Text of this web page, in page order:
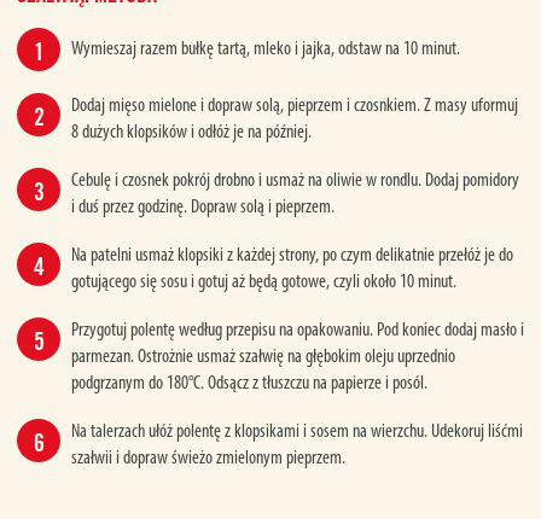
Wymieszaj razem bułkę tartą, mleko i jajka, odstaw na 10 minut.
Dodaj mięso mielone i dopraw solą, pieprzem i czosnkiem. Z masy uformuj
8 dużych klopsików i odłóż je na później.
Cebulę i czosnek pokrój drobno i usmaż na oliwie w rondlu. Dodaj pomidory
i duś przez godzinę. Dopraw solą i pieprzem.
Na patelni usmaż klopsiki z każdej strony, po czym delikatnie przełóż je do
gotującego się sosu i gotuj aż będą gotowe, czyli około 10 minut.
Przygotuj polentę według przepisu na opakowaniu. Pod koniec dodaj masło i
parmezan. Ostrożnie usmaż szałwię na głębokim oleju uprzednio
podgrzanym do 180°C. Odsącz z tłuszczu na papierze i posól.
Na talerzach ułóż polentę z klopsikami i sosem na wierzchu. Udekoruj liśćmi
szałwii i dopraw świeżo zmielonym pieprzem.